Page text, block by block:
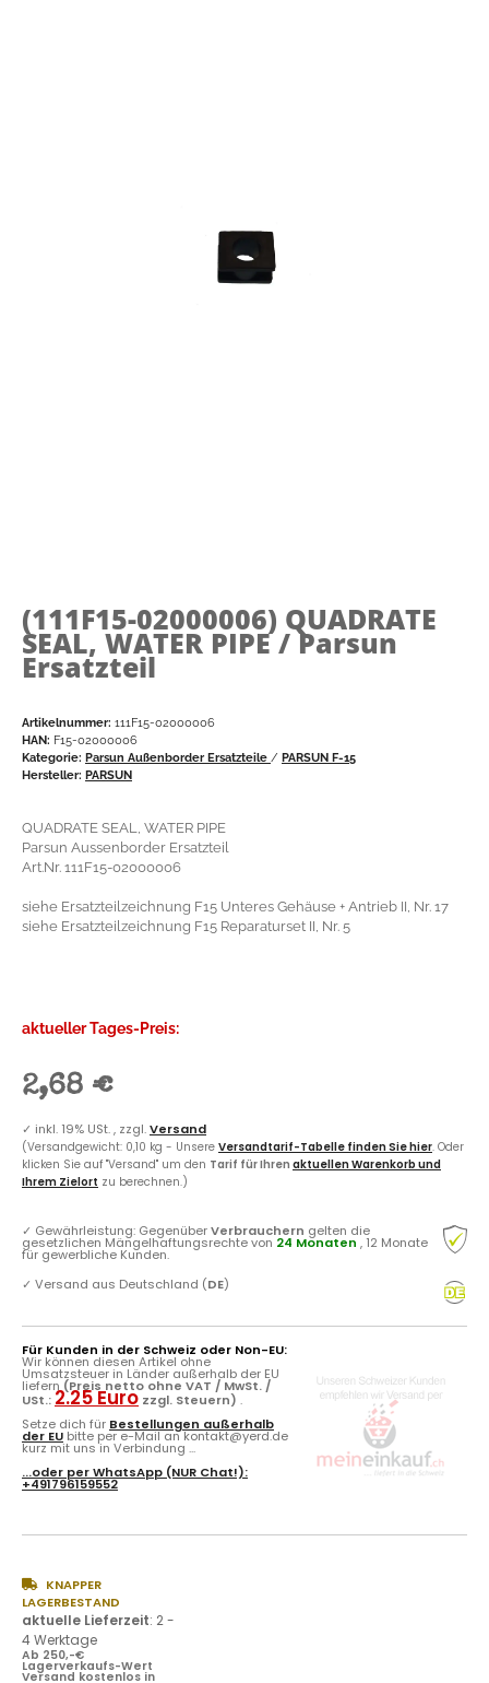
(111F15-02000006) QUADRATE
SEAL, WATER PIPE / Parsun
Ersatzteil
Artikelnummer: 111F15-02000006
HAN: F15-02000006
Kategorie: Parsun Außenborder Ersatzteile / PARSUN F-15
Hersteller: PARSUN
QUADRATE SEAL, WATER PIPE
Parsun Aussenborder Ersatzteil
Art.Nr. 111F15-02000006
siehe Ersatzteilzeichnung F15 Unteres Gehäuse + Antrieb II, Nr. 17
siehe Ersatzteilzeichnung F15 Reparaturset II, Nr. 5
aktueller Tages-Preis:
2,68 €
✓ inkl. 19% USt. , zzgl.Versand
(Versandgewicht: 0,10 kg - Unsere Versandtarif-Tabelle finden Sie hier. Oder
klicken Sie auf "Versand" um den Tarif für Ihren aktuellen Warenkorb und
Ihrem Zielort zu berechnen.)
✓ Gewährleistung: GegenüberVerbrauchern gelten die
gesetzlichen Mängelhaftungsrechte von 24 Monaten , 12 Monate
für gewerbliche Kunden.
✓ Versand aus Deutschland (DE)
Für Kunden in der Schweiz oder Non-EU:
Wir können diesen Artikel ohne
Umsatzsteuer in Länder außerhalb der EU
liefern (Preis netto ohne VAT / MwSt. /
USt.: 2.25 Euro zzgl. Steuern) .
Setze dich für Bestellungen außerhalb
der EU bitte per e-Mail an kontakt@yerd.de
kurz mit uns in Verbindung ...
...oder perWhatsApp (NUR Chat!):
+491796159552
KNAPPER
LAGERBESTAND
aktuelle Lieferzeit: 2 -
4 Werktage
Ab 250,-€
Lagerverkaufs-Wert
Versand kostenlos in